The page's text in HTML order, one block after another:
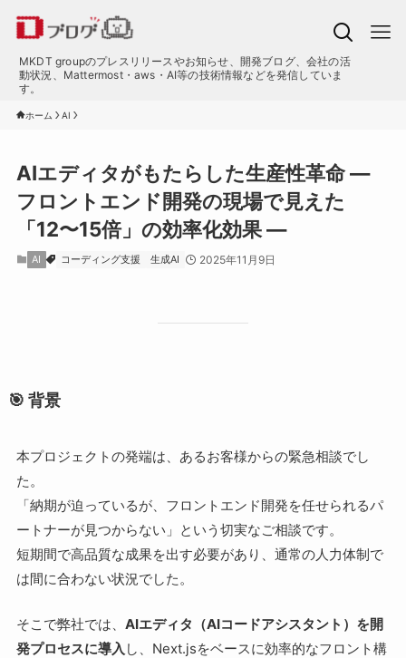
MKDT groupのプレスリリースやお知らせ、開発ブログ、会社の活
動状況、Mattermost・aws・AI等の技術情報などを発信していま
す。
ホーム AI
AIエディタがもたらした生産性革命 ―
フロントエンド開発の現場で見えた
「12〜15倍」の効率化効果 ―
AI コーディング支援 生成AI 2025年11月9日
🎯 背景
本プロジェクトの発端は、あるお客様からの緊急相談でし
た。
「納期が迫っているが、フロントエンド開発を任せられるパ
ートナーが見つからない」という切実なご相談です。
短期間で高品質な成果を出す必要があり、通常の人力体制で
は間に合わない状況でした。
そこで弊社では、 AIエディタ（AIコードアシスタント）を開
発プロセスに導入 し、Next.jsをベースに効率的なフロント構